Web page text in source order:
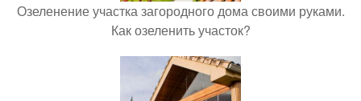
Озеленение участка загородного дома своими руками.
Как озеленить участок?